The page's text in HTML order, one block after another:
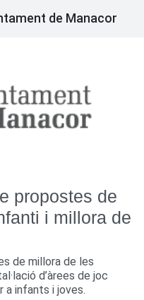
de Manacor
propostes de
i millora de
de millora de les
d’àrees de joc
a infants i joves.